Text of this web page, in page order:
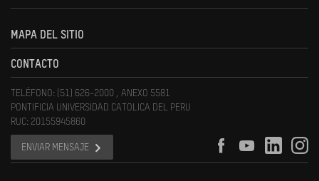
MAPA DEL SITIO
CONTACTO
TELÉFONO: (51) 626-2000 , ANEXO 5581
PONTIFICIA UNIVERSIDAD CATOLICA DEL PERU
RUC: 20155945860
ENVIAR MENSAJE